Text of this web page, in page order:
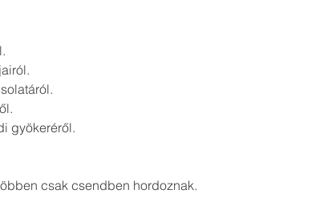
gyökeréről.
csak csendben hordoznak.